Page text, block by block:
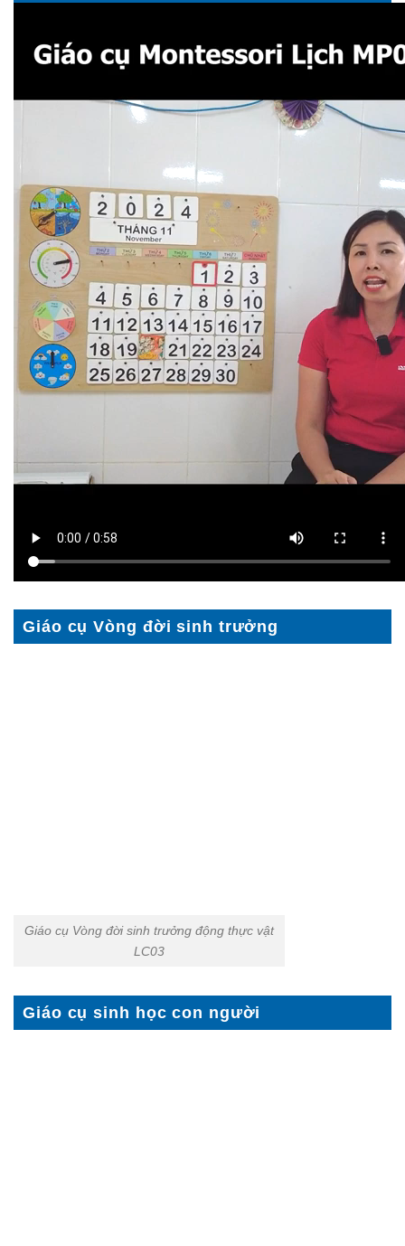
Giáo cụ Vòng đời sinh trưởng
Giáo cụ Vòng đời sinh trưởng động thực vật
LC03
Giáo cụ sinh học con người